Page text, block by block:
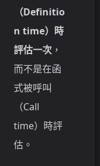
（Definitio
n time）時
評估一次 ，
而不是在函
式被呼叫
（Call
time）時評
估。